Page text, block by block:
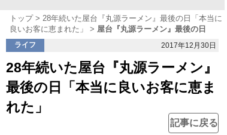
トップ
28年続いた屋台『丸源ラーメン』最後の日「本当に
良いお客に恵まれた」
屋台『丸源ラーメン』最後の日
ライフ 2017年12月30日
28年続いた屋台『丸源ラーメン』
最後の日「本当に良いお客に恵ま
れた」
記事に戻る